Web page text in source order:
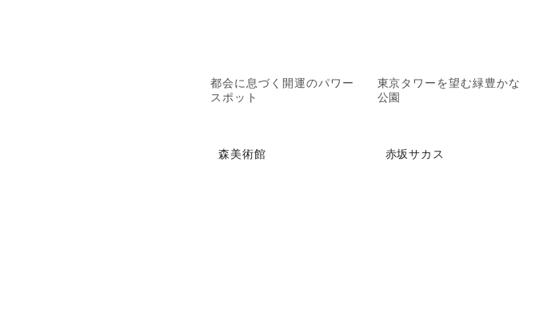
都会に息づく開運のパワー
スポット
東京タワーを望む緑豊かな
公園
森美術館 赤坂サカス